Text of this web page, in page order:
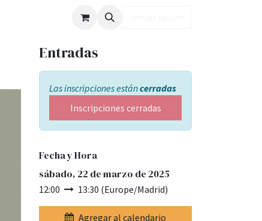
Entradas
Las inscripciones estáncerradas
Inscripciones cerradas
Fecha y Hora
sábado, 22 de marzo de 2025
12:00 13:30 (Europe/Madrid)
Agregar al calendario